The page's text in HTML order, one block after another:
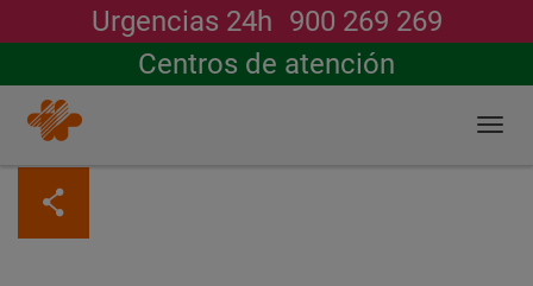
contenido
principal
Urgencias 24h 900 269 269
Centros de atención
Buscar